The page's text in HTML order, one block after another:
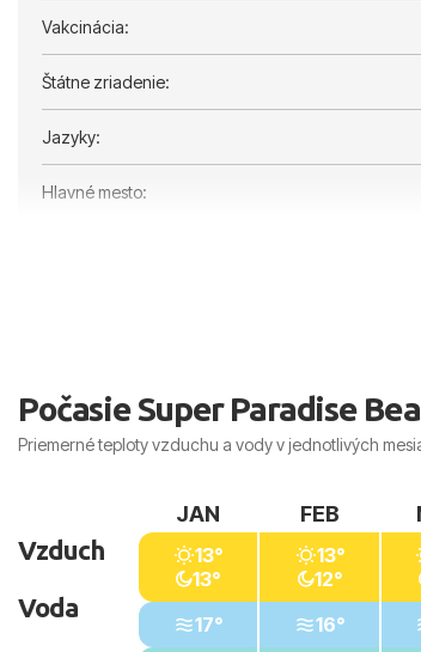
Vakcinácia:
Štátne zriadenie:
Jazyky:
Hlavné mesto:
Počasie Super Paradise
Priemerné teploty vzduchu a vody v jednotlivých
Vzduch
Voda
JAN
13°
13°
17°
FEB
13°
12°
16°